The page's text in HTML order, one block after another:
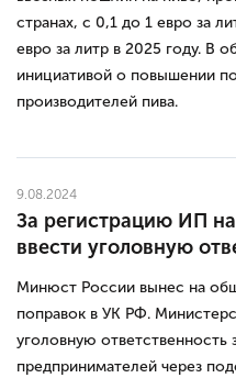
странах, с 0,1 до 1 евро за
евро за литр в 2025 году. В
инициативой о повышении
производителей пива.
9.08.2024
За регистрацию ИП
ввести уголовную
Минюст России вынес на
поправок в УК РФ.
уголовную ответственность
предпринимателей через